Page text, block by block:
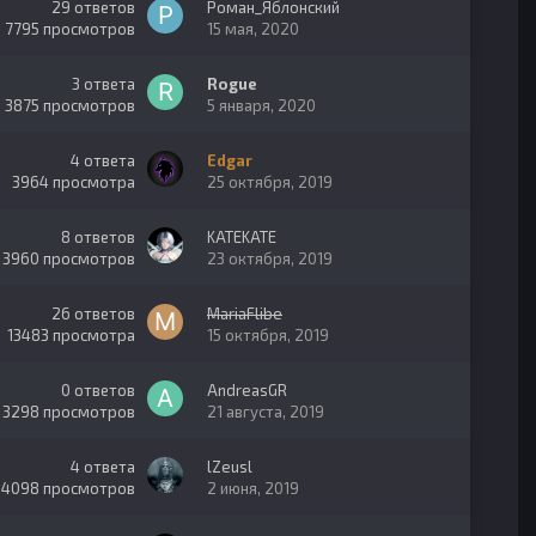
29 ответов
7795 просмотров
Роман_Яблонский
15 мая, 2020
3 ответа
3875 просмотров
Rogue
5 января, 2020
4 ответа
3964 просмотра
Edgar
25 октября, 2019
8 ответов
3960 просмотров
KATEKATE
23 октября, 2019
26 ответов
13483 просмотра
MariaFlibe
15 октября, 2019
0 ответов
3298 просмотров
AndreasGR
21 августа, 2019
4 ответа
4098 просмотров
lZeusl
2 июня, 2019